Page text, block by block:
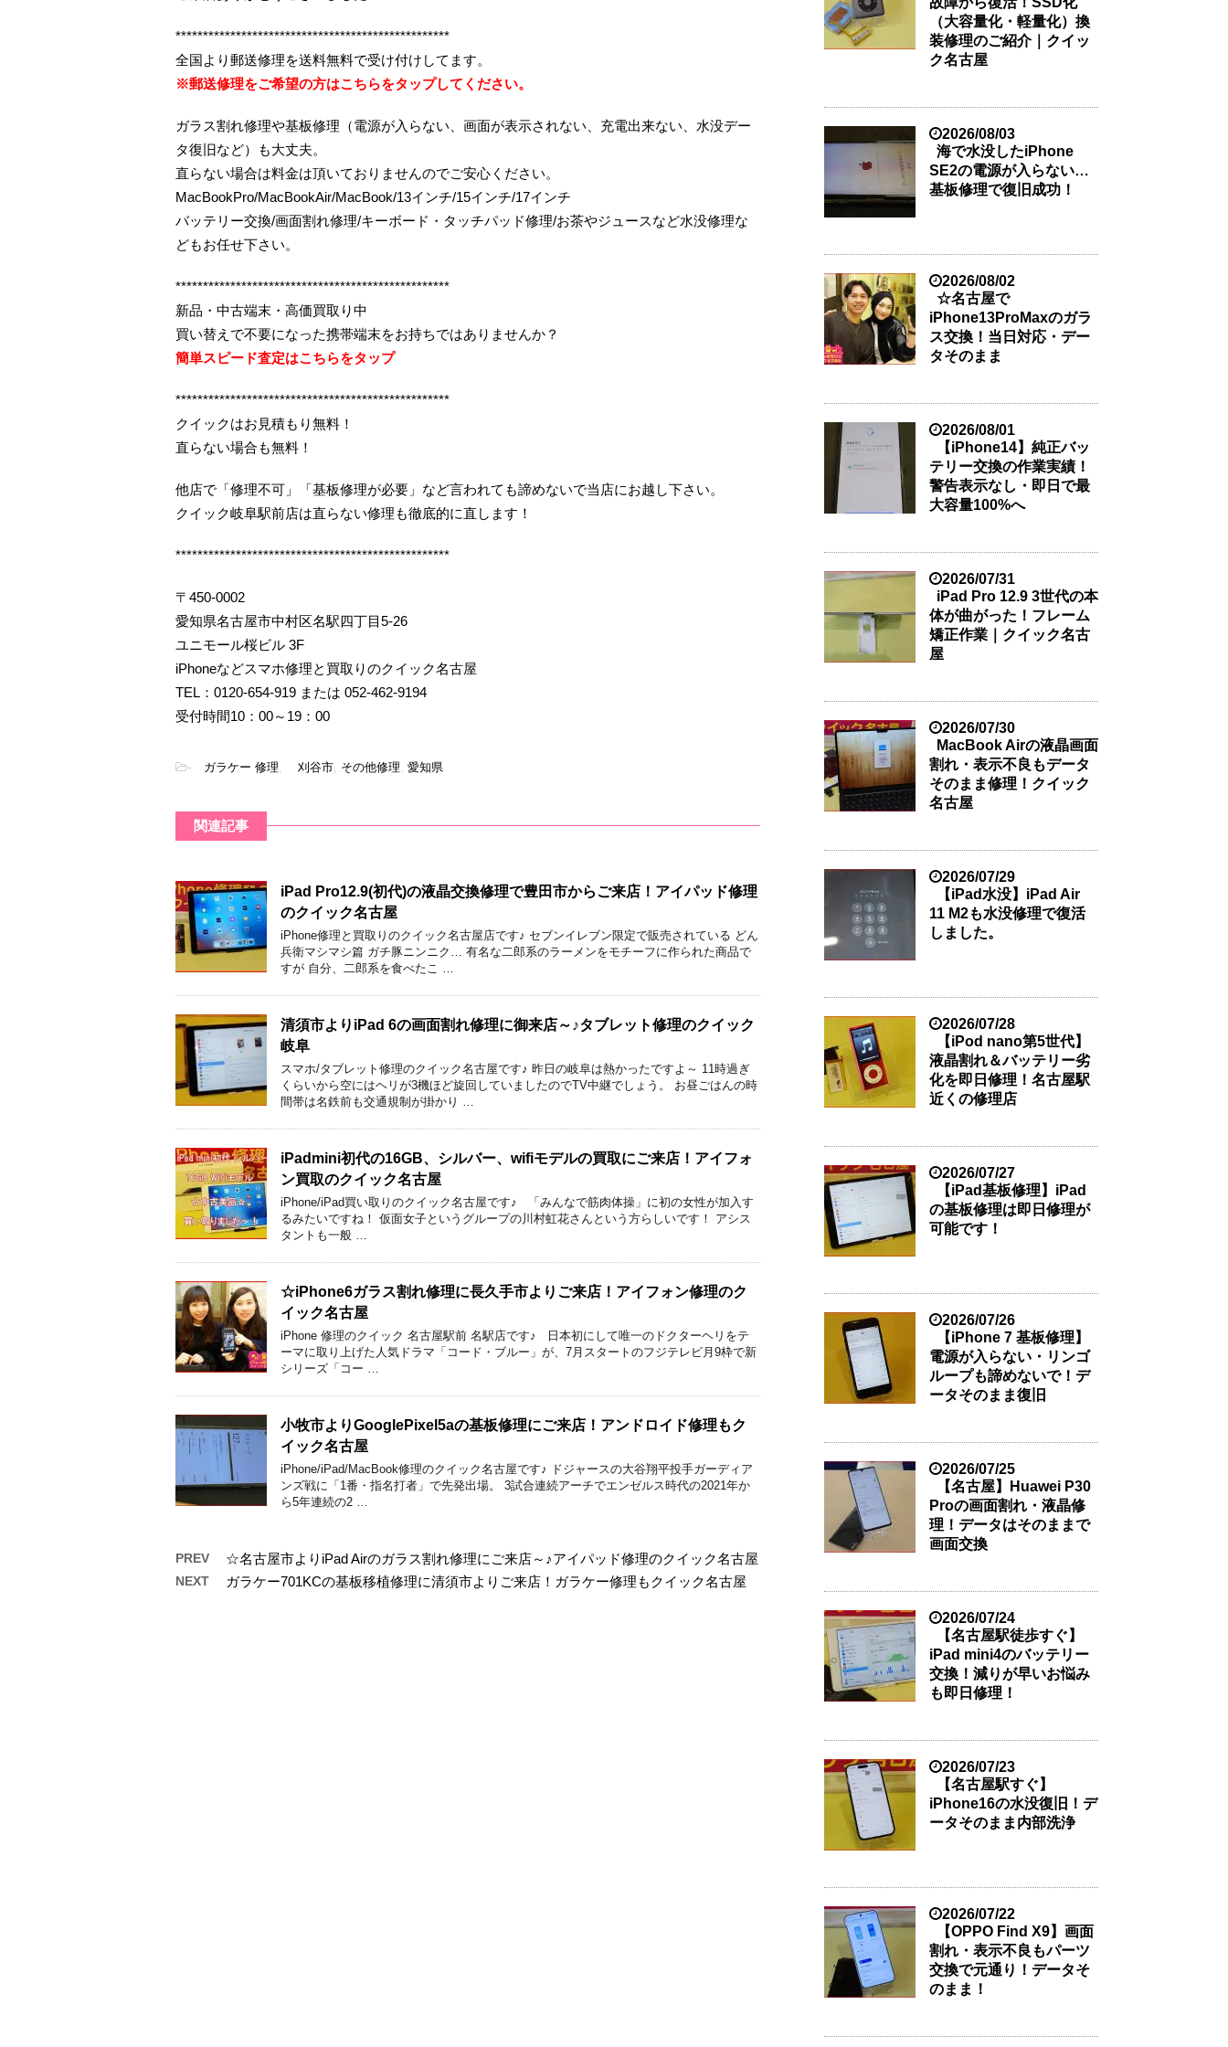
**************************************************
全国より郵送修理を送料無料で受け付けしてます。
※郵送修理をご希望の方はこちらをタップしてください。
ガラス割れ修理や基板修理（電源が入らない、画面が表示されない、充電出来ない、水没デー
タ復旧など）も大丈夫。
直らない場合は料金は頂いておりませんのでご安心ください。
MacBookPro/MacBookAir/MacBook/13インチ/15インチ/17インチ
バッテリー交換/画面割れ修理/キーボード・タッチパッド修理/お茶やジュースなど水没修理な
どもお任せ下さい。
**************************************************
新品・中古端末・高価買取り中
買い替えで不要になった携帯端末をお持ちではありませんか？
簡単スピード査定はこちらをタップ
**************************************************
クイックはお見積もり無料！
直らない場合も無料！
他店で「修理不可」「基板修理が必要」など言われても諦めないで当店にお越し下さい。
クイック岐阜駅前店は直らない修理も徹底的に直します！
**************************************************
〒450-0002
愛知県名古屋市中村区名駅四丁目5-26
ユニモール桜ビル 3F
iPhoneなどスマホ修理と買取りのクイック名古屋
TEL：0120-654-919 または 052-462-9194
受付時間10：00～19：00
- ガラケー 修理, 刈谷市, その他修理, 愛知県
関連記事
iPad Pro12.9(初代)の液晶交換修理で豊田市からご来店！アイパッド修理
のクイック名古屋
iPhone修理と買取りのクイック名古屋店です♪ セブンイレブン限定で販売されている どん
兵衛マシマシ篇 ガチ豚ニンニク… 有名な二郎系のラーメンをモチーフに作られた商品で
すが 自分、二郎系を食べたこ …
清須市よりiPad 6の画面割れ修理に御来店～♪タブレット修理のクイック
岐阜
スマホ/タブレット修理のクイック名古屋です♪ 昨日の岐阜は熱かったですよ～ 11時過ぎ
くらいから空にはヘリが3機ほど旋回していましたのでTV中継でしょう。 お昼ごはんの時
間帯は名鉄前も交通規制が掛かり …
iPadmini初代の16GB、シルバー、wifiモデルの買取にご来店！アイフォ
ン買取のクイック名古屋
iPhone/iPad買い取りのクイック名古屋です♪ 「みんなで筋肉体操」に初の女性が加入す
るみたいですね！ 仮面女子というグループの川村虹花さんという方らしいです！ アシス
タントも一般 …
☆iPhone6ガラス割れ修理に長久手市よりご来店！アイフォン修理のク
イック名古屋
iPhone 修理のクイック 名古屋駅前 名駅店です♪ 日本初にして唯一のドクターヘリをテ
ーマに取り上げた人気ドラマ「コード・ブルー」が、7月スタートのフジテレビ月9枠で新
シリーズ「コー …
小牧市よりGooglePixel5aの基板修理にご来店！アンドロイド修理もク
イック名古屋
iPhone/iPad/MacBook修理のクイック名古屋です♪ ドジャースの大谷翔平投手ガーディア
ンズ戦に「1番・指名打者」で先発出場。 3試合連続アーチでエンゼルス時代の2021年か
ら5年連続の2 …
PREV ☆名古屋市よりiPad Airのガラス割れ修理にご来店～♪アイパッド修理のクイック名古屋
NEXT ガラケー701KCの基板移植修理に清須市よりご来店！ガラケー修理もクイック名古屋
（大容量化・軽量化）換
装修理のご紹介｜クイッ
ク名古屋
2026/08/03
海で水没したiPhone
SE2の電源が入らない…
基板修理で復旧成功！
2026/08/02
☆名古屋で
iPhone13ProMaxのガラ
ス交換！当日対応・デー
タそのまま
2026/08/01
【iPhone14】純正バッ
テリー交換の作業実績！
警告表示なし・即日で最
大容量100%へ
2026/07/31
iPad Pro 12.9 3世代の本
体が曲がった！フレーム
矯正作業｜クイック名古
屋
2026/07/30
MacBook Airの液晶画面
割れ・表示不良もデータ
そのまま修理！クイック
名古屋
2026/07/29
【iPad水没】iPad Air
11 M2も水没修理で復活
しました。
2026/07/28
【iPod nano第5世代】
液晶割れ＆バッテリー劣
化を即日修理！名古屋駅
近くの修理店
2026/07/27
【iPad基板修理】iPad
の基板修理は即日修理が
可能です！
2026/07/26
【iPhone 7 基板修理】
電源が入らない・リンゴ
ループも諦めないで！デ
ータそのまま復旧
2026/07/25
【名古屋】Huawei P30
Proの画面割れ・液晶修
理！データはそのままで
画面交換
2026/07/24
【名古屋駅徒歩すぐ】
iPad mini4のバッテリー
交換！減りが早いお悩み
も即日修理！
2026/07/23
【名古屋駅すぐ】
iPhone16の水没復旧！デ
ータそのまま内部洗浄
2026/07/22
【OPPO Find X9】画面
割れ・表示不良もパーツ
交換で元通り！データそ
のまま！